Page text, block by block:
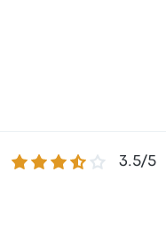
3.5 üzerinden 5 yıldız
3.5/5